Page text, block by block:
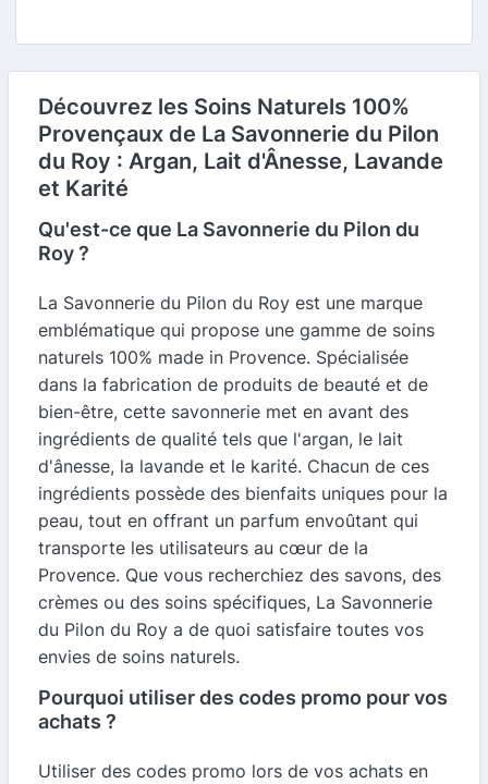
Découvrez les Soins Naturels 100%
Provençaux de La Savonnerie du Pilon
du Roy : Argan, Lait d'Ânesse, Lavande
et Karité
Qu'est-ce que La Savonnerie du Pilon du
Roy ?
La Savonnerie du Pilon du Roy est une marque
emblématique qui propose une gamme de soins
naturels 100% made in Provence. Spécialisée
dans la fabrication de produits de beauté et de
bien-être, cette savonnerie met en avant des
ingrédients de qualité tels que l'argan, le lait
d'ânesse, la lavande et le karité. Chacun de ces
ingrédients possède des bienfaits uniques pour la
peau, tout en offrant un parfum envoûtant qui
transporte les utilisateurs au cœur de la
Provence. Que vous recherchiez des savons, des
crèmes ou des soins spécifiques, La Savonnerie
du Pilon du Roy a de quoi satisfaire toutes vos
envies de soins naturels.
Pourquoi utiliser des codes promo pour vos
achats ?
Utiliser des codes promo lors de vos achats en